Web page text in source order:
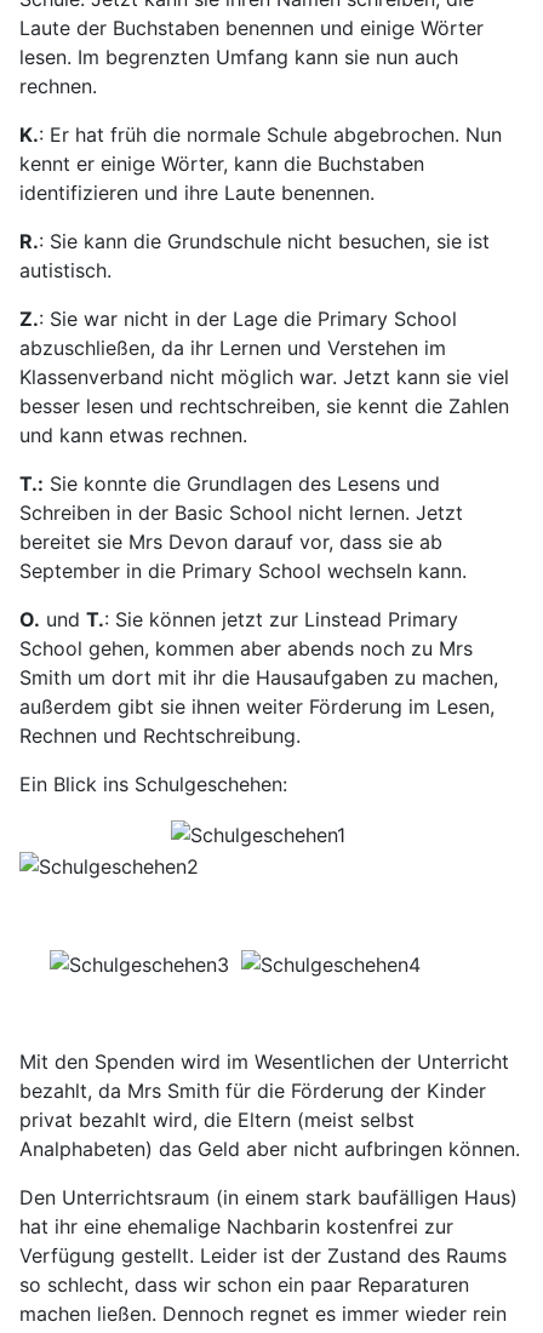
Laute der Buchstaben benennen und einige Wörter
lesen. Im begrenzten Umfang kann sie nun auch
rechnen.
K.: Er hat früh die normale Schule abgebrochen. Nun
kennt er einige Wörter, kann die Buchstaben
identifizieren und ihre Laute benennen.
R.: Sie kann die Grundschule nicht besuchen, sie ist
autistisch.
Z.: Sie war nicht in der Lage die Primary School
abzuschließen, da ihr Lernen und Verstehen im
Klassenverband nicht möglich war. Jetzt kann sie viel
besser lesen und rechtschreiben, sie kennt die Zahlen
und kann etwas rechnen.
T.: Sie konnte die Grundlagen des Lesens und
Schreiben in der Basic School nicht lernen. Jetzt
bereitet sie Mrs Devon darauf vor, dass sie ab
September in die Primary School wechseln kann.
O. und T.: Sie können jetzt zur Linstead Primary
School gehen, kommen aber abends noch zu Mrs
Smith um dort mit ihr die Hausaufgaben zu machen,
außerdem gibt sie ihnen weiter Förderung im Lesen,
Rechnen und Rechtschreibung.
Ein Blick ins Schulgeschehen:
Mit den Spenden wird im Wesentlichen der Unterricht
bezahlt, da Mrs Smith für die Förderung der Kinder
privat bezahlt wird, die Eltern (meist selbst
Analphabeten) das Geld aber nicht aufbringen können.
Den Unterrichtsraum (in einem stark baufälligen Haus)
hat ihr eine ehemalige Nachbarin kostenfrei zur
Verfügung gestellt. Leider ist der Zustand des Raums
so schlecht, dass wir schon ein paar Reparaturen
machen ließen. Dennoch regnet es immer wieder rein